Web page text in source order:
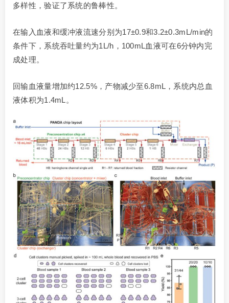
多样性，验证了系统的鲁棒性。
在输入血液和缓冲液流速分别为17±0.9和3.2±0.3mL/min的
条件下，系统吞吐量约为1L/h，100mL血液可在6分钟内完
成处理。
回输血液量增加约12.5%，产物减少至6.8mL，系统内总血
液体积为1.4mL。